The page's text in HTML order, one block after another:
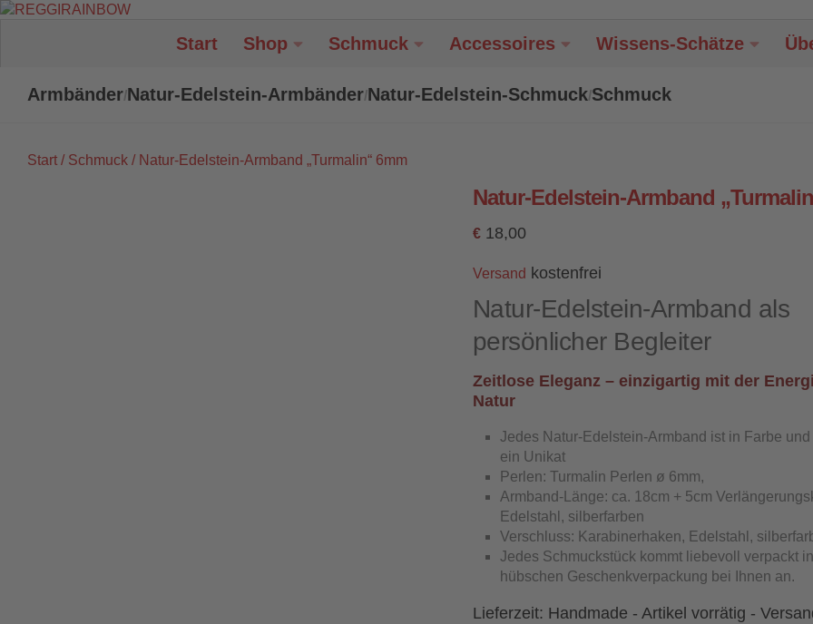
Start Shop Schmuck Accessoires Wissens-Schätze
Armbänder/Natur-Edelstein-Armbänder/Natur-Edelstein-Schmuck/Schmuck
Start / Schmuck / Natur-Edelstein-Armband „Turmalin“ 6mm
Natur-Edelstein-Armband
€18,00
Versand kostenfrei
Natur-Edelstein-Armband als
persönlicher Begleiter
Zeitlose Eleganz – einzigartig mit der
Natur
Jedes Natur-Edelstein-Armband ist in Farbe
ein Unikat
Perlen: Turmalin Perlen ø 6mm,
Armband-Länge: ca. 18cm + 5cm
Edelstahl, silberfarben
Verschluss: Karabinerhaken, Edelstahl,
Jedes Schmuckstück kommt liebevoll verpackt
hübschen Geschenkverpackung bei Ihnen an.
Lieferzeit: Handmade - Artikel vorrätig -